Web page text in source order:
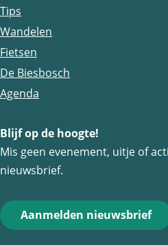
i
n
a
o
p
a
c
e
o
o
n
o
-
m
a
l
h
a
A
p
Tips
Wandelen
Fietsen
De Biesbosch
Agenda
Blijf op de hoogte!
Mis geen evenement, uitje of
nieuwsbrief.
Aanmelden nieuwsbrief